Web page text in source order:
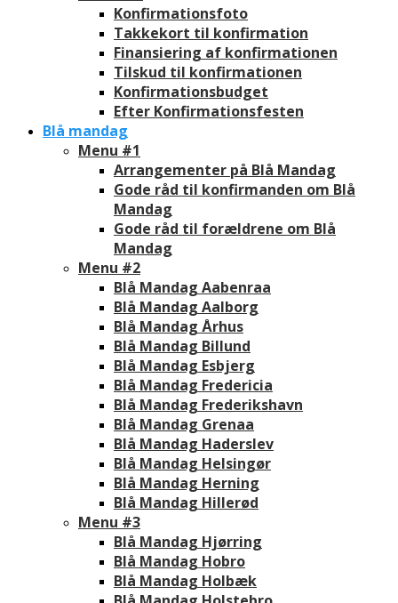
Konfirmationsfoto
Takkekort til konfirmation
Finansiering af konfirmationen
Tilskud til konfirmationen
Konfirmationsbudget
Efter Konfirmationsfesten
Blå mandag
Menu #1
Arrangementer på Blå Mandag
Gode råd til konfirmanden om Blå
Mandag
Gode råd til forældrene om Blå
Mandag
Menu #2
Blå Mandag Aabenraa
Blå Mandag Aalborg
Blå Mandag Århus
Blå Mandag Billund
Blå Mandag Esbjerg
Blå Mandag Fredericia
Blå Mandag Frederikshavn
Blå Mandag Grenaa
Blå Mandag Haderslev
Blå Mandag Helsingør
Blå Mandag Herning
Blå Mandag Hillerød
Menu #3
Blå Mandag Hjørring
Blå Mandag Hobro
Blå Mandag Holbæk